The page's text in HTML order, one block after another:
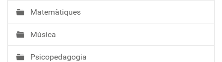
Matemàtiques
Música
Psicopedagogia